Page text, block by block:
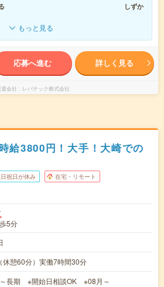
しずか
もっと見る
応募へ進む 詳しく見る
会社 レバテック株式会社
給3800円！大手！大崎での
日祝日が休み 在宅・リモート
5分
憩60分）実働7時間30分
～長期 ※開始日相談OK ※08月～